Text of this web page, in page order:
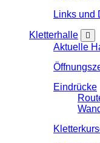
Links und
Kletterhalle
Aktuelle
Eindrücke